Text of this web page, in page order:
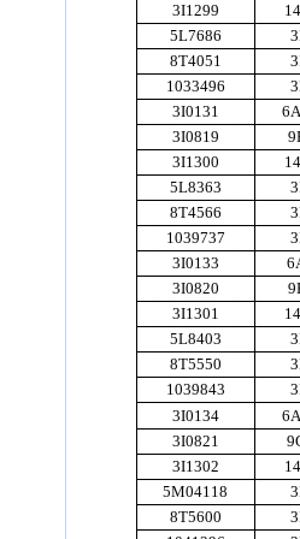
3I1299
5L7686
8T4051
1033496
3I0131
3I0819
3I1300
5L8363
8T4566
1039737
3I0133
3I0820
3I1301
5L8403
8T5550
1039843
3I0134
3I0821
3I1302
5M04118
8T5600